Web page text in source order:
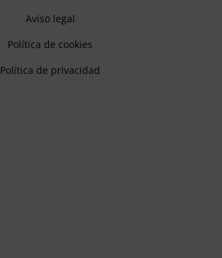
Aviso legal
Política de cookies
Política de privacidad